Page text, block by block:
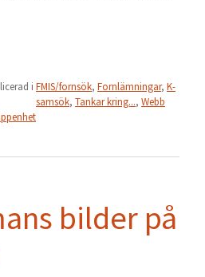
i FMIS/fornsök, Fornlämningar, K-
samsök, Tankar kring..., Webb
bilder på